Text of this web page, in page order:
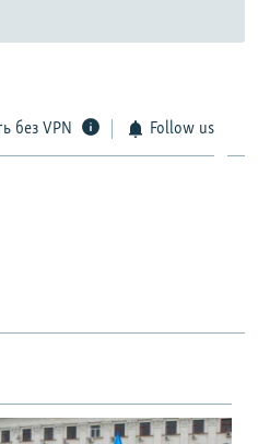
без VPN Follow us